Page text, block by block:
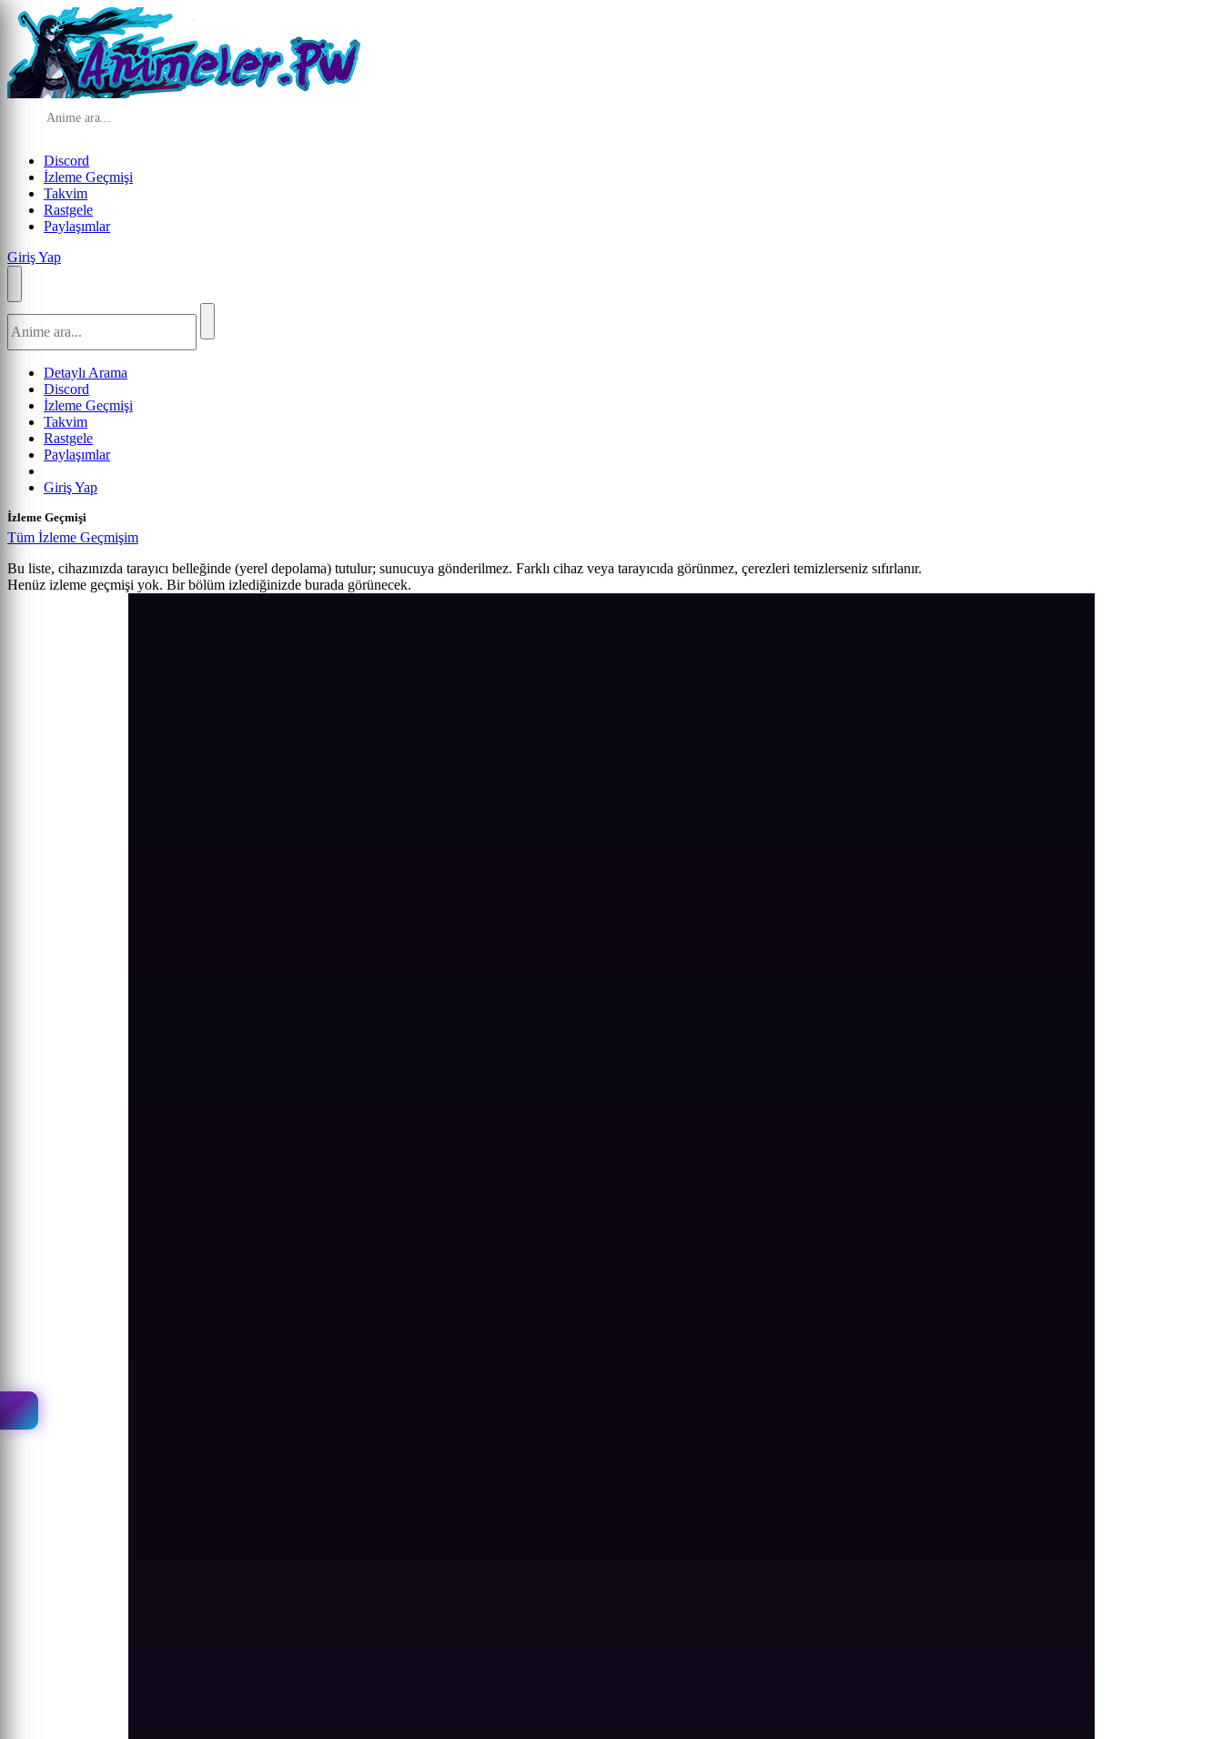
Discord
İzleme Geçmişi
Takvim
Rastgele
Paylaşımlar
Giriş Yap
Detaylı Arama
Discord
İzleme Geçmişi
Takvim
Rastgele
Paylaşımlar
Giriş Yap
İzleme Geçmişi
Tüm İzleme Geçmişim
Bu liste, cihazınızda tarayıcı belleğinde (yerel depolama) tutulur; sunucuya gönderilmez. Farklı cihaz veya tarayıcıda görünmez, çerezleri temizlerseniz sıfırlanır.
Henüz izleme geçmişi yok. Bir bölüm izlediğinizde burada görünecek.